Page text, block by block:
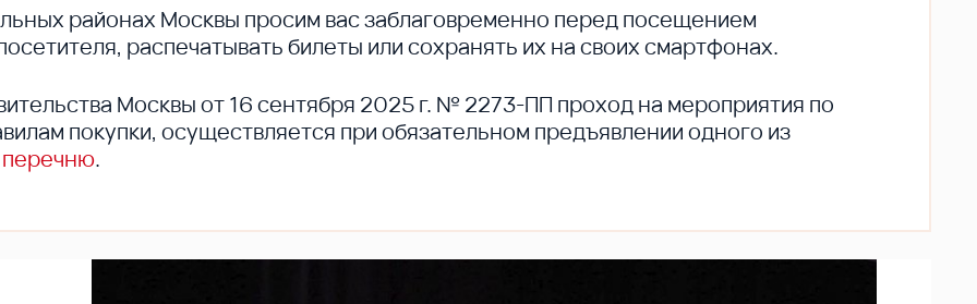
районах Москвы просим вас заблаговременно перед посещением
распечатывать билеты или сохранять их на своих смартфонах.
Москвы от 16 сентября 2025 г. № 2273-ПП проход на мероприятия по
покупки, осуществляется при обязательном предъявлении одного из
.